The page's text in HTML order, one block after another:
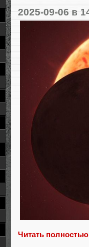
2025-09-06 в
Читать